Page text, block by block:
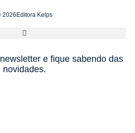
2026Editora Kelps
e fique sabendo das
novidades.